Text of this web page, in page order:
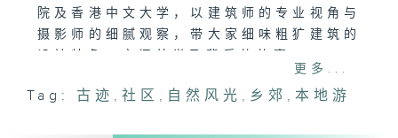
院及香港中文大学，以建筑师的专业视角与
摄影师的细腻观察，带大家细味粗犷建筑的
更多...
Tag: 古迹 ,社区 , 自然风光 , 乡郊 ,本地游